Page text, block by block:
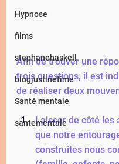
Hypnose
films
stephanehaskell
blogjustinetime
Santé mentale
santementale
Afin de trouver une
trois questions, il est
de réaliser deux
Laisser de côté les
que notre
construites nous